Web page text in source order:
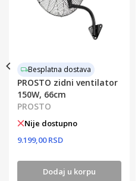
Besplatna dostava
PROSTO zidni ventilator
150W, 66cm
PROSTO
Nije dostupno
9.199,00 RSD
Dodaj u korpu